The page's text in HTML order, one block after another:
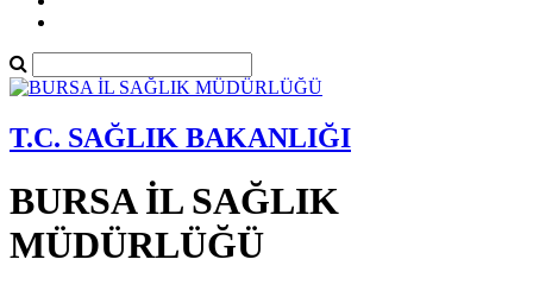
T.C. SAĞLIK BAKANLIĞI
BURSA İL SAĞLIK
MÜDÜRLÜĞÜ